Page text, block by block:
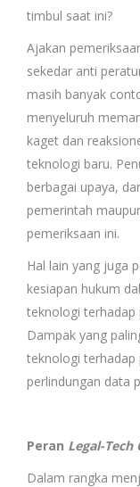
timbul saat ini?
Ajakan
sekedar anti
masih banyak
menyeluruh
kaget dan
teknologi baru.
berbagai upaya,
pemerintah
pemeriksaan ini.
Hal lain yang juga
kesiapan hukum
teknologi terhadap
Dampak yang
teknologi terhadap
perlindungan data
Peran Legal-Tech
Dalam rangka